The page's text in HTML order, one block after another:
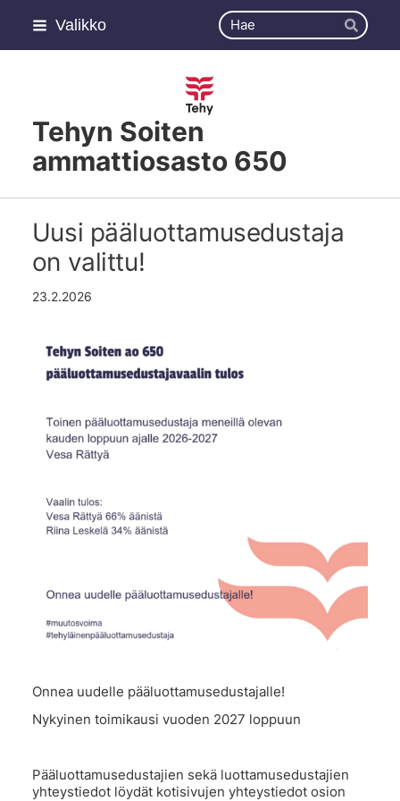
Siirry
sivun
sisältöön
Valikko Haku
Hae
Tehyn Soiten
ammattiosasto 650
Uusi pääluottamusedustaja
on valittu!
23.2.2026
Onnea uudelle pääluottamusedustajalle!
Nykyinen toimikausi vuoden 2027 loppuun
Pääluottamusedustajien sekä luottamusedustajien
yhteystiedot löydät kotisivujen yhteystiedot osion